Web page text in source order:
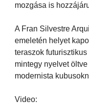
mozgása is
A Fran Silvestre
emeletén helyet
teraszok
mintegy nyelvet
modernista
Video: